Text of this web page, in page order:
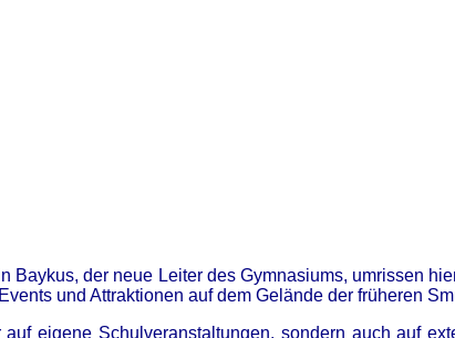
Baykus, der neue Leiter des Gymnasiums, umrissen
und Attraktionen auf dem Gelände der früheren
eigene Schulveranstaltungen, sondern auch auf